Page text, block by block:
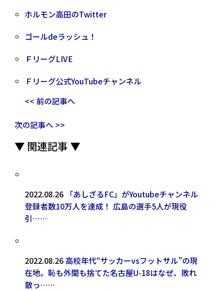
ホルモン高田のTwitter
ゴールdeラッシュ！
ＦリーグLIVE
Ｆリーグ公式YouTubeチャンネル
<< 前の記事へ
次の記事へ >>
▼ 関連記事 ▼
2022.08.26 「あしざるFC」がYoutubeチャンネル
登録者数10万人を達成！ 広島の選手5人が現役
引……
2022.08.26高校年代“サッカーvsフットサル”の現
在地。恥も外聞も捨てた名古屋U-18はなぜ、敗れ
散っ……